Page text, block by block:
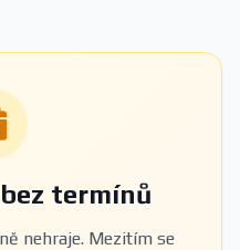
termínů
nehraje. Mezitím se